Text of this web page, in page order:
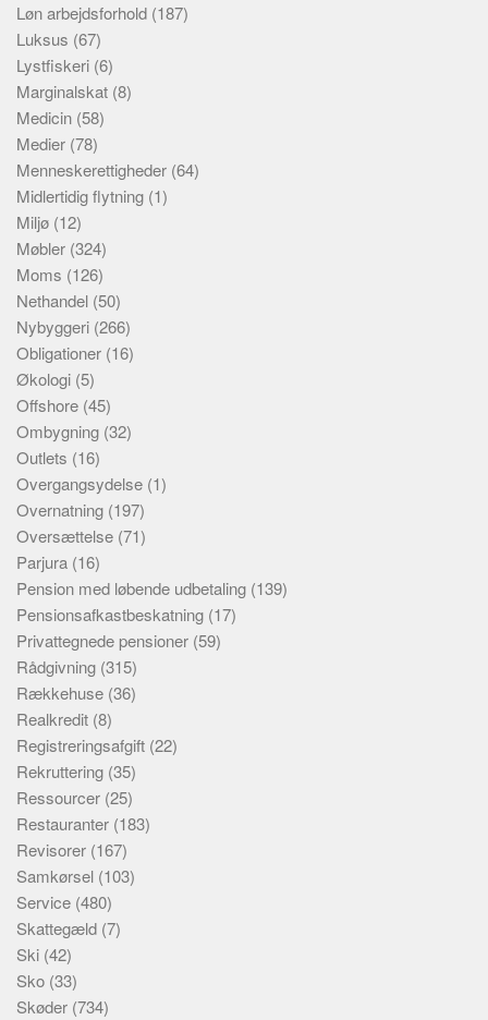
Løn arbejdsforhold (187)
Luksus (67)
Lystfiskeri (6)
Marginalskat (8)
Medicin (58)
Medier (78)
Menneskerettigheder (64)
Midlertidig flytning (1)
Miljø (12)
Møbler (324)
Moms (126)
Nethandel (50)
Nybyggeri (266)
Obligationer (16)
Økologi (5)
Offshore (45)
Ombygning (32)
Outlets (16)
Overgangsydelse (1)
Overnatning (197)
Oversættelse (71)
Parjura (16)
Pension med løbende udbetaling (139)
Pensionsafkastbeskatning (17)
Privattegnede pensioner (59)
Rådgivning (315)
Rækkehuse (36)
Realkredit (8)
Registreringsafgift (22)
Rekruttering (35)
Ressourcer (25)
Restauranter (183)
Revisorer (167)
Samkørsel (103)
Service (480)
Skattegæld (7)
Ski (42)
Sko (33)
Skøder (734)